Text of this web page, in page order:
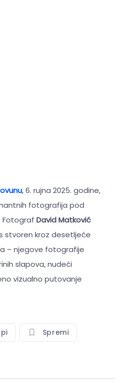
, 6. rujna 2025. godine,
fotografija pod
Fotograf David Matković
stvoren kroz desetljeće
– njegove fotografije
slapova, nudeći
vizualno putovanje
Spremi